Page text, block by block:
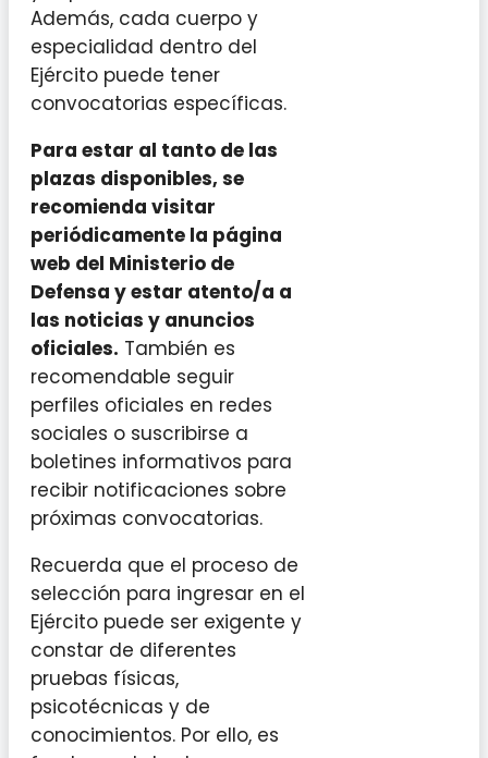
Además, cada cuerpo y
especialidad dentro del
Ejército puede tener
convocatorias específicas.
Para estar al tanto de las
plazas disponibles, se
recomienda visitar
periódicamente la página
web del Ministerio de
Defensa y estar atento/a a
las noticias y anuncios
oficiales. También es
recomendable seguir
perfiles oficiales en redes
sociales o suscribirse a
boletines informativos para
recibir notificaciones sobre
próximas convocatorias.
Recuerda que el proceso de
selección para ingresar en el
Ejército puede ser exigente y
constar de diferentes
pruebas físicas,
psicotécnicas y de
conocimientos. Por ello, es